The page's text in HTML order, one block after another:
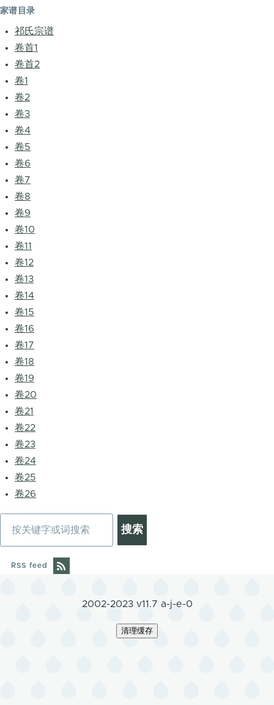
家谱目录
祁氏宗谱
卷首1
卷首2
卷1
卷2
卷3
卷4
卷5
卷6
卷7
卷8
卷9
卷10
卷11
卷12
卷13
卷14
卷15
卷16
卷17
卷18
卷19
卷20
卷21
卷22
卷23
卷24
卷25
卷26
RSS feed
2002-2023 v11.7 a-j-e-0